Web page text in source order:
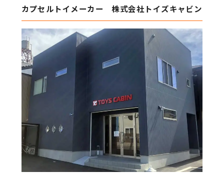
カプセルトイメーカー 株式会社トイズキャビン